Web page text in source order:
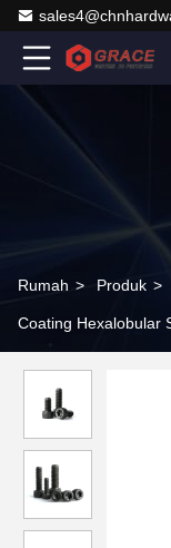
Rumah > Produk >
Coating Hexalobular